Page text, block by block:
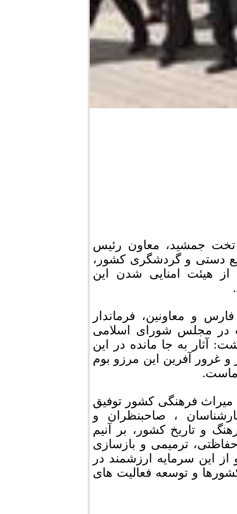
جمشید، معاون رئیس
دستی و گردشگری کشور،
هیئت امنایی شدن این
و معاونین، فرماندار
در مجلس شورای اسلامی
آثار به جا مانده در این
و غرور آفرین این مرزو بوم
ماست.
میراث فرهنگی کشور توفیق
، صاحبنظران و
و تاریخ کشور، بر آنیم
حفاظتی، ترمیمی و بازسازی
این سرمایه ارزشمند در
و توسعه فعالیت های